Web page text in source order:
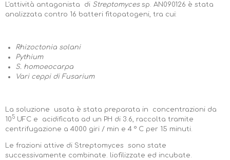
L'attività antagonista di Streptomyces sp. AN090126 è stata
analizzata contro 16 batteri fitopatogeni, tra cui:
Rhizoctonia solani
Pythium
S. homoeocarpa
Vari ceppi di Fusarium
La soluzione usata è stata preparata in concentrazioni da
105 UFC e acidificata ad un PH di 3.6, raccolta tramite
centrifugazione a 4000 giri / min e 4 ° C per 15 minuti.
Le frazioni attive di Streptomyces sono state
successivamente combinate. liofilizzate ed incubate.